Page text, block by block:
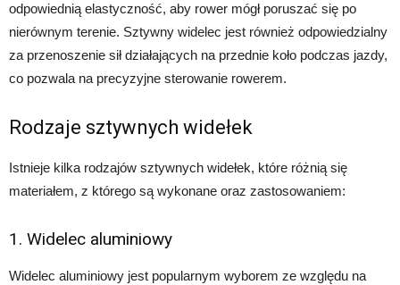
odpowiednią elastyczność, aby rower mógł poruszać się po
nierównym terenie. Sztywny widelec jest również odpowiedzialny
za przenoszenie sił działających na przednie koło podczas jazdy,
co pozwala na precyzyjne sterowanie rowerem.
Rodzaje sztywnych widełek
Istnieje kilka rodzajów sztywnych widełek, które różnią się
materiałem, z którego są wykonane oraz zastosowaniem:
1. Widelec aluminiowy
Widelec aluminiowy jest popularnym wyborem ze względu na